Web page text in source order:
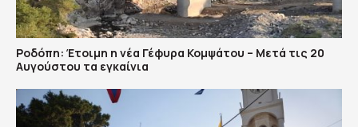
Ροδόπη: Έτοιμη η νέα Γέφυρα Κομψάτου – Μετά τις 20
Αυγούστου τα εγκαίνια